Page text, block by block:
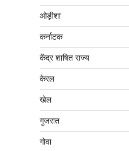
ओड़ीशा
कर्नाटक
केंद्र शाषित राज्य
केरल
खेल
गुजरात
गोवा